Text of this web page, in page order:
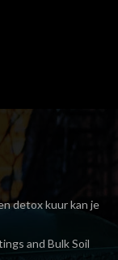
detox kuur kan je
and Bulk Soil